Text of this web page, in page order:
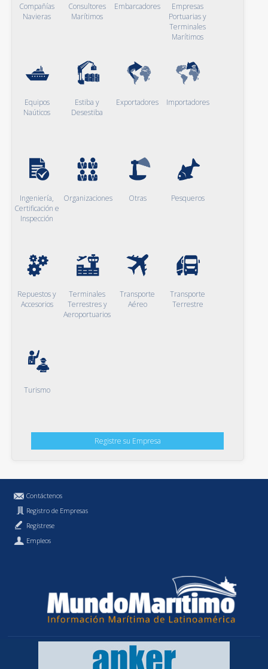
Compañías
Navieras
Consultores
Marítimos
Embarcadores
Empresas
Portuarias y
Terminales
Marítimos
Equipos
Naúticos
Estiba y
Desestiba
Exportadores Importadores
Ingeniería,
Certificación e
Inspección
Organizaciones Otras Pesqueros
Repuestos y
Accesorios
Terminales
Terrestres y
Aeroportuarios
Transporte
Aéreo
Transporte
Terrestre
Turismo
Registre su Empresa
Contáctenos
Registro de Empresas
Regístrese
Empleos
Política de Privacidad
MundoMaritimo.cl es una marca registrada de MundoMaritimo Ltda.